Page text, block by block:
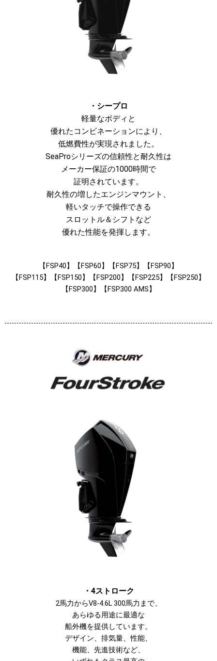
・シープロ
軽量なボディと
優れたコンビネーションにより、
低燃費性が実現されました。
SeaProシリーズの信頼性と耐久性は
メーカー保証の1000時間で
証明されています。
耐久性の増したエンジンマウント、
軽いタッチで操作できる
スロットル＆シフトなど
優れた性能を発揮します。
【FSP40】【FSP60】【FSP75】【FSP90】
【FSP115】【FSP150】【FSP200】【FSP225】【FSP250】
【FSP300】【FSP300 AMS】
・4ストローク
2馬力からV8-4.6L 300馬力まで、
あらゆる用途に最適な
船外機を提供しています。
デザイン、排気量、性能、
機能、先進技術など、